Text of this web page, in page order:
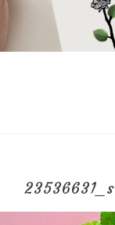
23536631_s